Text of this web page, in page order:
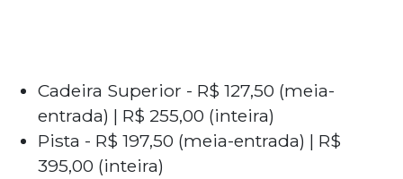
Cadeira Superior - R$ 127,50 (meia-
entrada) | R$ 255,00 (inteira)
Pista - R$ 197,50 (meia-entrada) | R$
395,00 (inteira)